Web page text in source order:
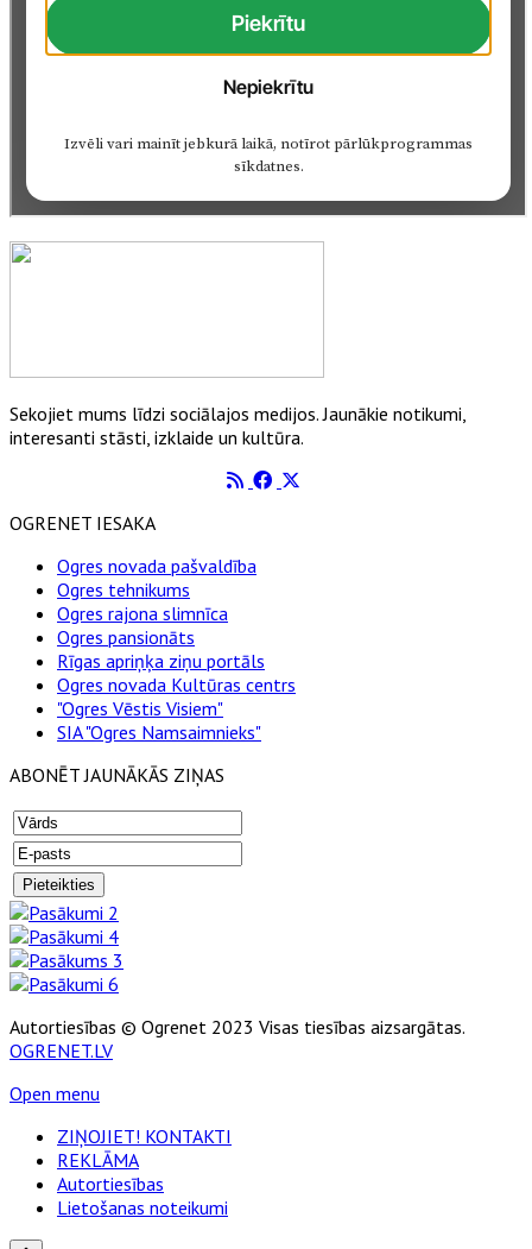
Sekojiet mums līdzi sociālajos medijos. Jaunākie notikumi,
interesanti stāsti, izklaide un kultūra.
OGRENET IESAKA
Ogres novada pašvaldība
Ogres tehnikums
Ogres rajona slimnīca
Ogres pansionāts
Rīgas apriņķa ziņu portāls
Ogres novada Kultūras centrs
"Ogres Vēstis Visiem"
SIA "Ogres Namsaimnieks"
ABONĒT JAUNĀKĀS ZIŅAS
Autortiesības © Ogrenet 2023 Visas tiesības aizsargātas.
OGRENET.LV
Open menu
ZIŅOJIET! KONTAKTI
REKLĀMA
Autortiesības
Lietošanas noteikumi